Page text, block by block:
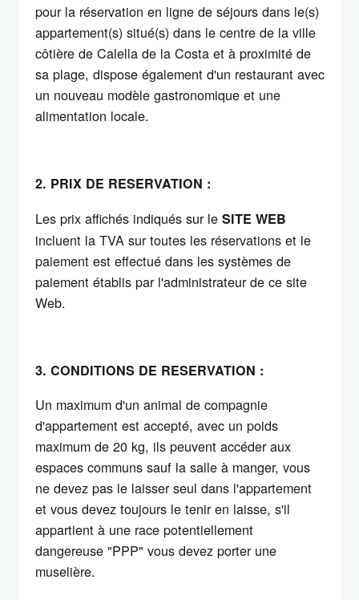
pour la réservation en ligne de séjours dans le(s)
appartement(s) situé(s) dans le centre de la ville
côtière de Calella de la Costa et à proximité de
sa plage, dispose également d'un restaurant avec
un nouveau modèle gastronomique et une
alimentation locale.
2. PRIX DE RESERVATION :
Les prix affichés indiqués sur le SITE WEB
incluent la TVA sur toutes les réservations et le
paiement est effectué dans les systèmes de
paiement établis par l'administrateur de ce site
Web.
3. CONDITIONS DE RESERVATION :
Un maximum d'un animal de compagnie
d'appartement est accepté, avec un poids
maximum de 20 kg, ils peuvent accéder aux
espaces communs sauf la salle à manger, vous
ne devez pas le laisser seul dans l'appartement
et vous devez toujours le tenir en laisse, s'il
appartient à une race potentiellement
dangereuse "PPP" vous devez porter une
muselière.